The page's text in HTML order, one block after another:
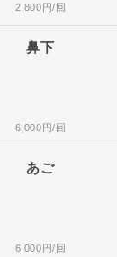
2,800円/回
鼻下
6,000円/回
あご
6,000円/回